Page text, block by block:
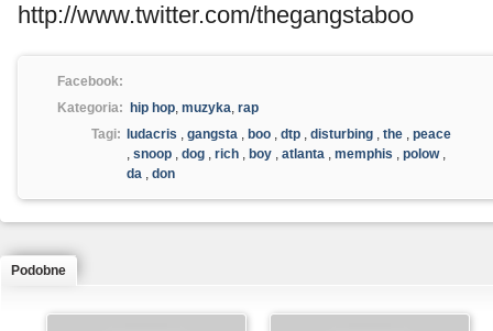
http://www.twitter.com/thegangstaboo
Facebook:
Kategoria:
hip hop, muzyka, rap
Tagi:
ludacris , gangsta , boo , dtp , disturbing , the , peace
, snoop , dog , rich , boy , atlanta , memphis , polow,
da , don
Podobne